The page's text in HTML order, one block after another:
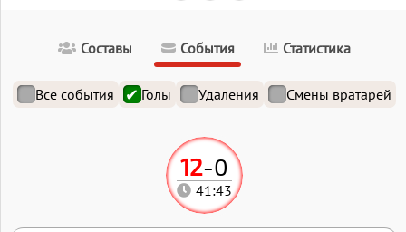
Составы События Статистика
Все события Голы Удаления Смены вратарей
12-0
41:43